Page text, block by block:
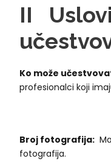
II
u
Ko može
profesionalci koji
Broj fotografija:
fotografija.